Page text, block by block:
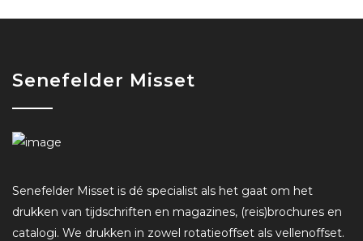
Senefelder Misset
Senefelder Misset is dé specialist als het gaat om het
drukken van tijdschriften en magazines, (reis)brochures en
catalogi. We drukken in zowel rotatieoffset als vellenoffset.